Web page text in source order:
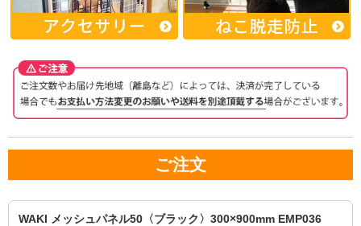
ご注文
WAKI メッシュパネル50〈ブラック〉300×900mm EMP036